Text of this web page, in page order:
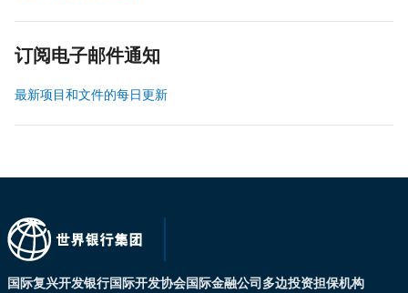
订阅电子邮件通知
最新项目和文件的每日更新
国际复兴开发银行国际开发协会国际金融公司多边投资担保机构